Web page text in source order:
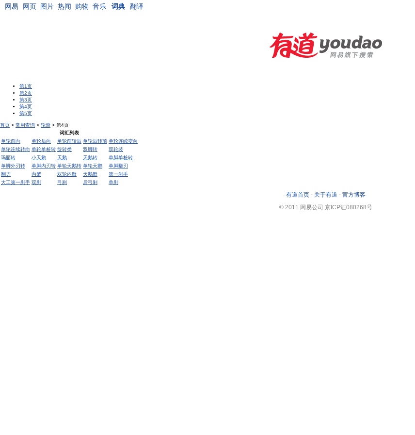
网易 网页 图片 热闻 购物 音乐 词典 翻译
第1页
第2页
第3页
第4页
第5页
首页 > 常用查询 > 轮滑 > 第4页
词汇列表
单轮前向
单轮后向 单轮前转后 单轮后转前 单轮连续变向
单轮连续转向 单轮单桩转 旋转类 双脚转
双轮装
玛丽转
小天鹅 天鹅 天鹅转
单脚单桩转
单脚外刃转
单脚内刃转 单轮天鹅转 单轮天鹅
单脚翻刃
翻刃
内蟹 双轮内蟹 天鹅蟹
第一刹手
大工第一刹手 双刹 弓刹 后弓刹 单刹
有道首页 - 关于有道 - 官方博客
© 2011 网易公司 京ICP证080268号